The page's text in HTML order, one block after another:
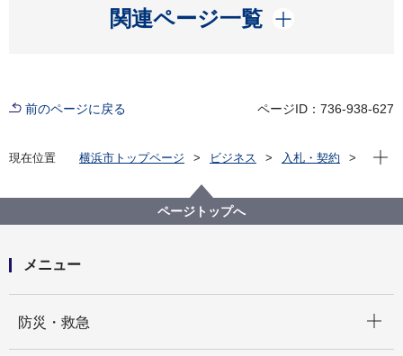
関連ページ一覧
開く
前のページに戻る ページID：736-938-627
現在位置 横浜市トップページ ビジネス
入札・契約
【質問回答掲載】【公募型指名競争入札】障害児等へ
の支援施策に係る課題調査・検討業務委託
現在
ページトップへ
メニュー
防災・救急